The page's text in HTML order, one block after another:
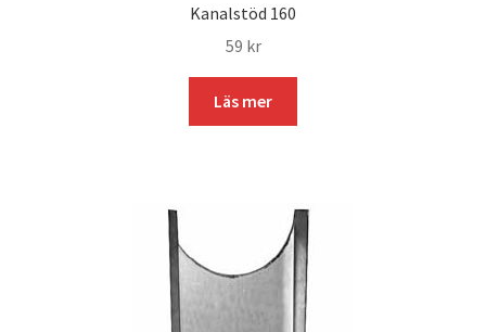
Kanalstöd 160
59 kr
Läs mer